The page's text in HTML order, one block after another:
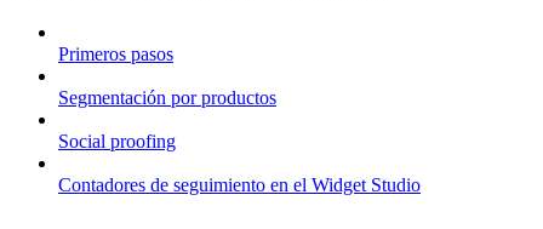
Primeros pasos
Segmentación por productos
Social proofing
Contadores de seguimiento en el Widget Studio